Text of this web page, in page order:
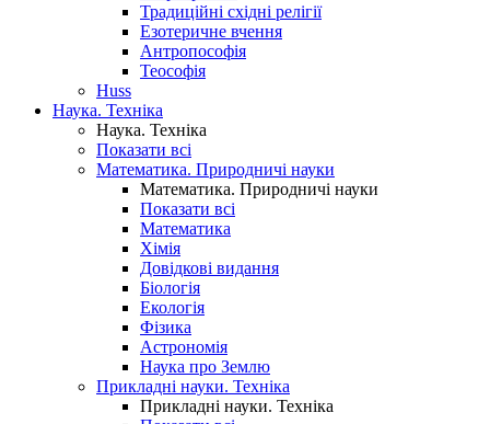
Традиційні східні релігії
Езотеричне вчення
Антропософія
Теософія
Huss
Наука. Техніка
Наука. Техніка
Показати всі
Математика. Природничі науки
Математика. Природничі науки
Показати всі
Математика
Хімія
Довідкові видання
Біологія
Екологія
Фізика
Астрономія
Наука про Землю
Прикладні науки. Техніка
Прикладні науки. Техніка